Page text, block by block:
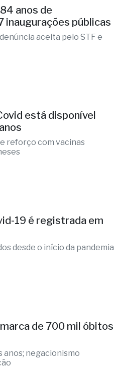
anos de
inaugurações públicas
aceita pelo STF e
está disponível
reforço com vacinas
19 é registrada em
desde o início da pandemia
de 700 mil óbitos
anos; negacionismo